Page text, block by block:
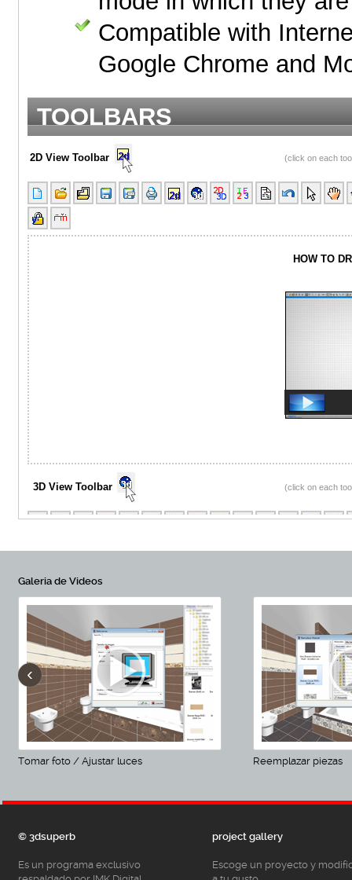
Galeria de Videos
Tomar foto / Ajustar luces Reemplazar piezas
‹
© 3dsuperb
Es un programa exclusivo
project gallery
Escoge un proyecto y